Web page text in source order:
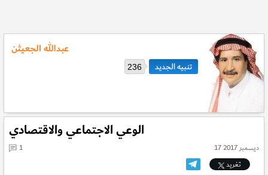
عبدالله الجعيثن
236
الوعي الاجتماعي والاقتصادي
17 ديسمبر 2017
1
تغريد